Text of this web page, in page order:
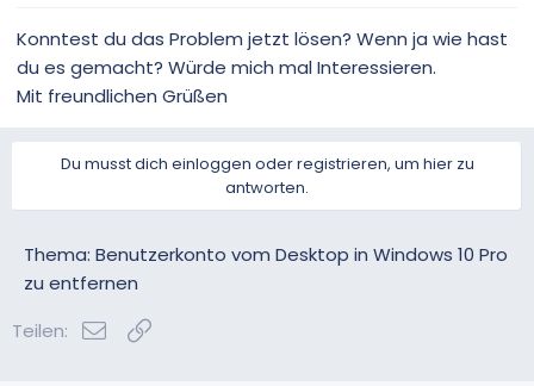
Konntest du das Problem jetzt lösen? Wenn ja wie hast
du es gemacht? Würde mich mal Interessieren.
Mit freundlichen Grüßen
Du musst dich einloggen oder registrieren, um hier zu
antworten.
Thema: Benutzerkonto vom Desktop in Windows 10 Pro
zu entfernen
Teilen:
E-Mail